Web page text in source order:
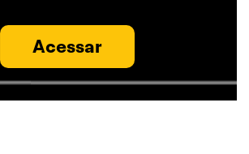
Acessar